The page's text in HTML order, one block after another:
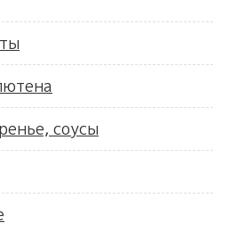
соусы